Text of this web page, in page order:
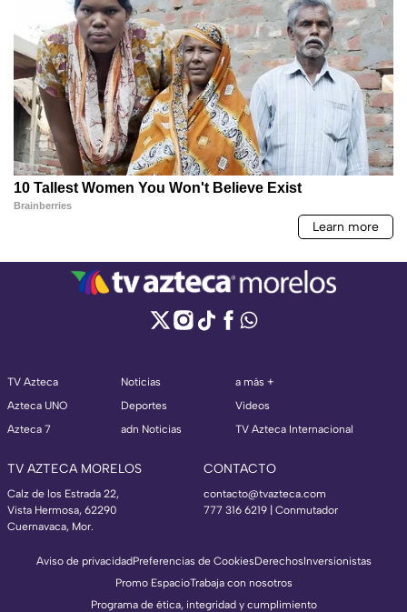
TV Azteca
Azteca UNO
Azteca 7
Noticias
Deportes
adn Noticias
a más +
Videos
TV Azteca Internacional
TV AZTECA MORELOS
Calz de los Estrada 22,
Vista Hermosa, 62290
Cuernavaca, Mor.
CONTACTO
contacto@tvazteca.com
777 316 6219 | Conmutador
Aviso de privacidadPreferencias de CookiesDerechosInversionistas
Promo EspacioTrabaja con nosotros
Programa de ética, integridad y cumplimiento